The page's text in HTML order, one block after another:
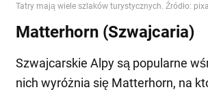
Matterhorn (Szwajcaria)
Szwajcarskie Alpy są popularne
nich wyróżnia się Matterhorn, na